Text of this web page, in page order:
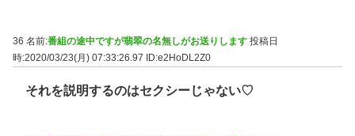
36 名前:番組の途中ですが翡翠の名無しがお送りします 投稿日
時:2020/03/23(月) 07:33:26.97 ID:e2HoDL2Z0
それを説明するのはセクシーじゃない♡